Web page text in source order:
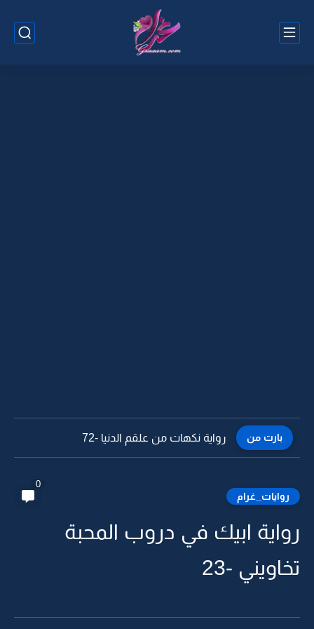
بارت من رواية نكهات من علقم الدنيا -71
روايات_غرام
0
رواية ابيك في دروب المحبة
تخاويني -23